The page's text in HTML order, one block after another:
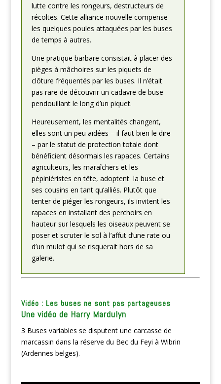
lutte contre les rongeurs, destructeurs de
récoltes. Cette alliance nouvelle compense
les quelques poules attaquées par les buses
de temps à autres.
Une pratique barbare consistait à placer des
pièges à mâchoires sur les piquets de
clôture fréquentés par les buses. Il n’était
pas rare de découvrir un cadavre de buse
pendouillant le long d’un piquet.
Heureusement, les mentalités changent,
elles sont un peu aidées – il faut bien le dire
– par le statut de protection totale dont
bénéficient désormais les rapaces. Certains
agriculteurs, les maraîchers et les
pépiniéristes en tête, adoptent la buse et
ses cousins en tant qu’alliés. Plutôt que
tenter de piéger les rongeurs, ils invitent les
rapaces en installant des perchoirs en
hauteur sur lesquels les oiseaux peuvent se
poser et scruter le sol à l’affut d’une rate ou
d’un mulot qui se risquerait hors de sa
galerie.
Vidéo : Les buses ne sont pas partageuses
Une vidéo de Harry Mardulyn
3 Buses variables se disputent une carcasse de
marcassin dans la réserve du Bec du Feyi à Wibrin
(Ardennes belges).